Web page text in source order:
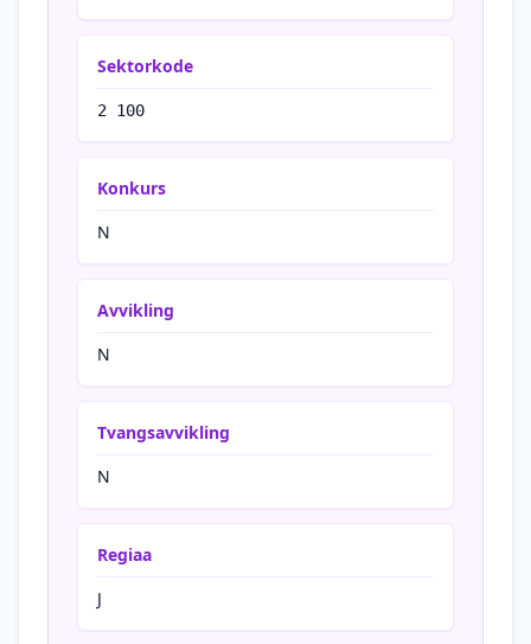
Sektorkode
2 100
Konkurs
N
Avvikling
N
Tvangsavvikling
N
Regiaa
J